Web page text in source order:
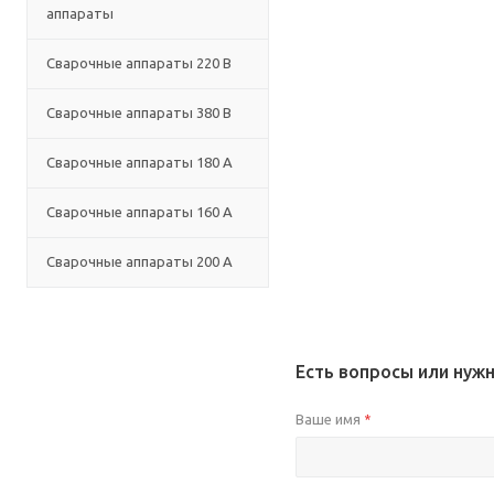
аппараты
Сварочные аппараты 220 В
Сварочные аппараты 380 В
Сварочные аппараты 180 А
Сварочные аппараты 160 А
Сварочные аппараты 200 А
Есть вопросы или
Ваше имя *